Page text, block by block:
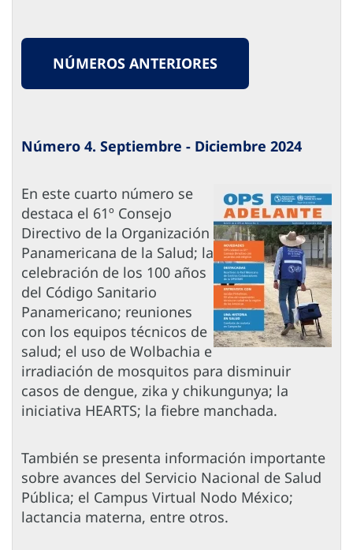
NÚMEROS ANTERIORES
Número 4. Septiembre - Diciembre 2024
En este cuarto número se
destaca el 61º Consejo
Directivo de la Organización
Panamericana de la Salud; la
celebración de los 100 años
del Código Sanitario
Panamericano; reuniones
con los equipos técnicos de
salud; el uso de Wolbachia e
irradiación de mosquitos para disminuir
casos de dengue, zika y chikungunya; la
iniciativa HEARTS; la fiebre manchada.
También se presenta información importante
sobre avances del Servicio Nacional de Salud
Pública; el Campus Virtual Nodo México;
lactancia materna, entre otros.